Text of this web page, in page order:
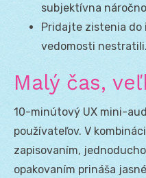
subjektívna
Pridajte zistenia do
vedomosti nestratili.
Malý čas,
10-minútový UX mini-
používateľov. V
zapisovaním,
opakovaním prináša